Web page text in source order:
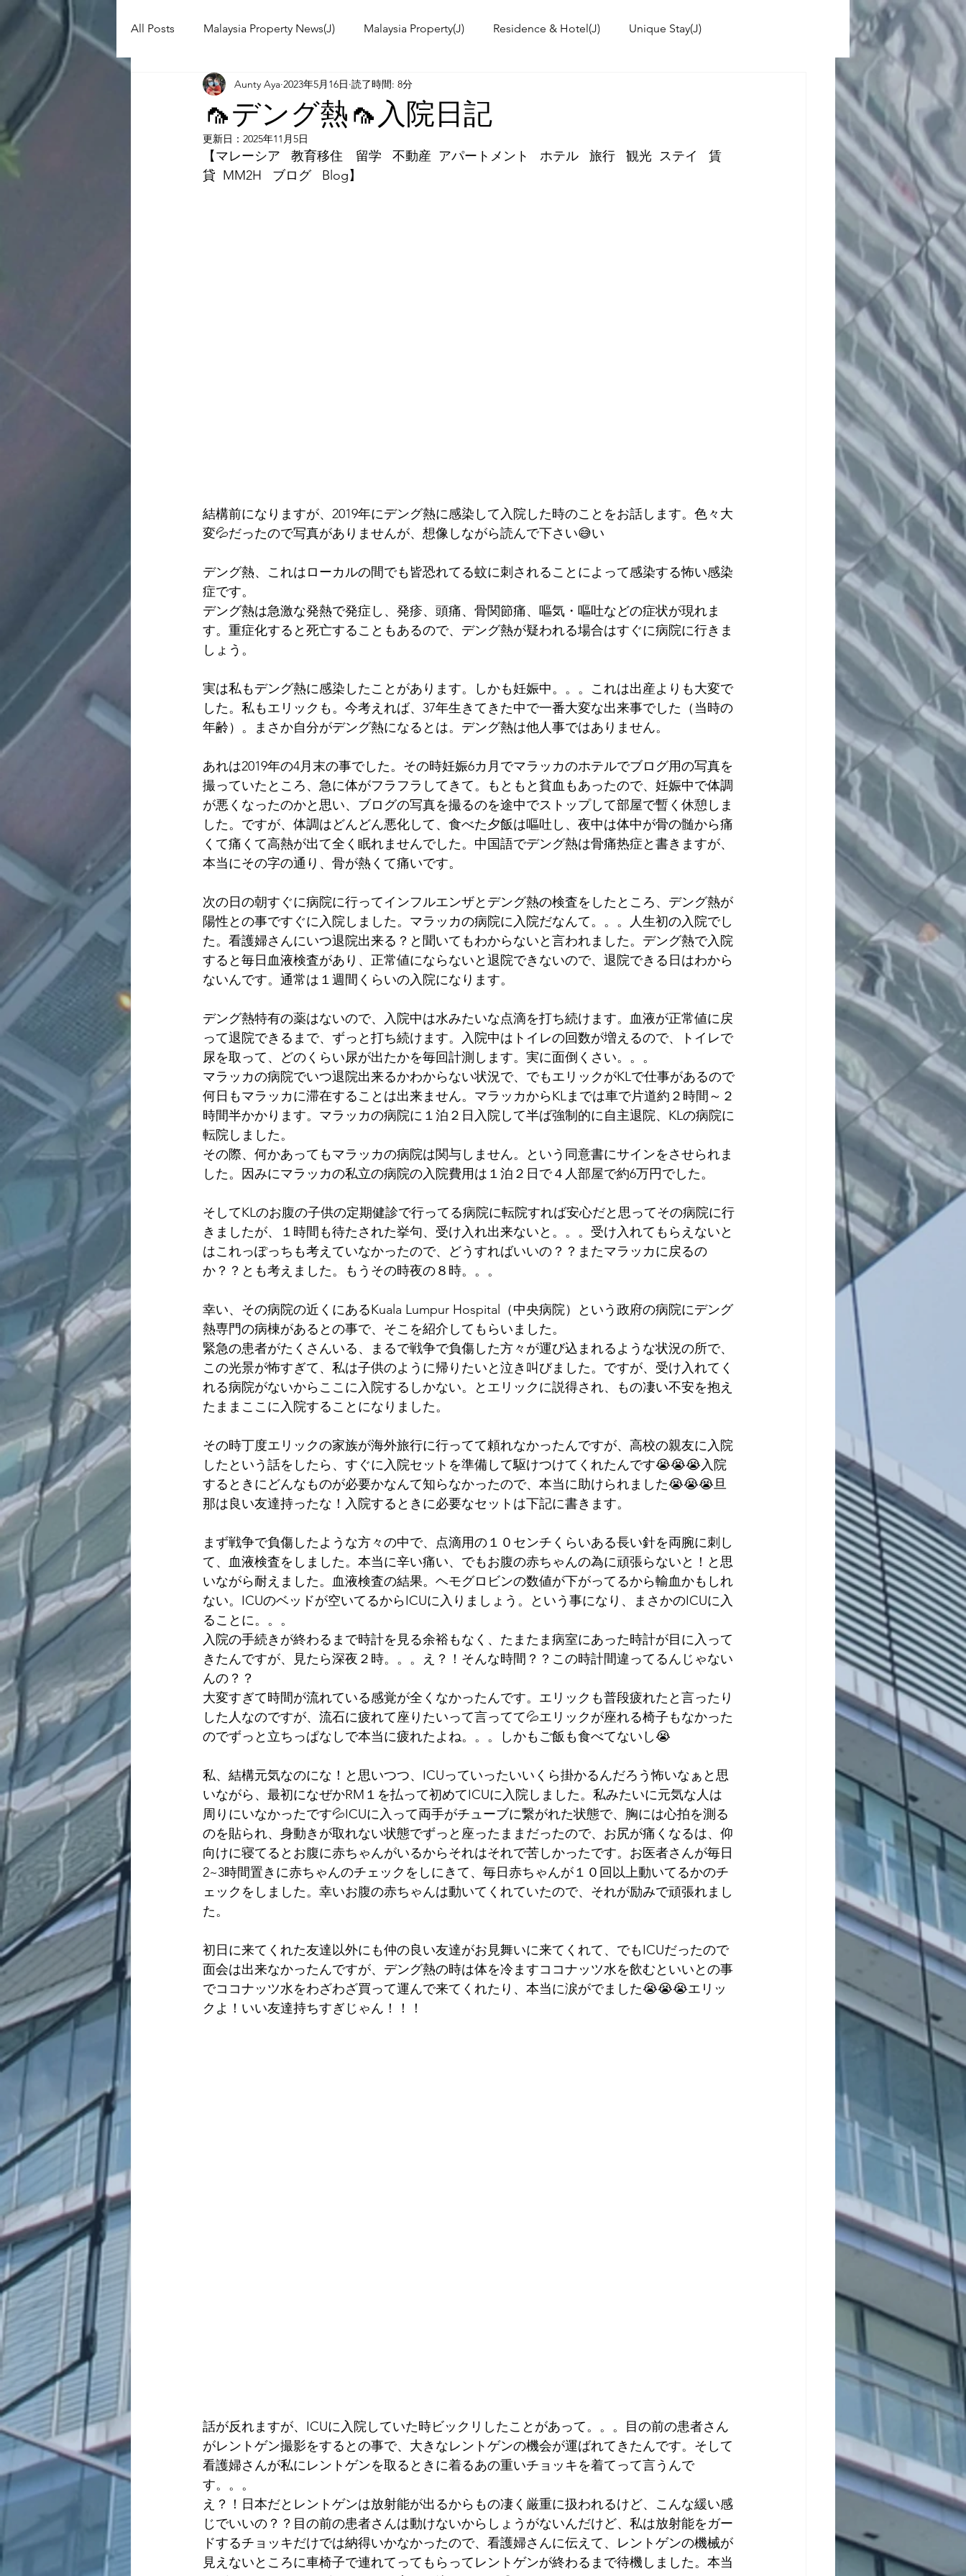
All Posts Malaysia Property News(J) Malaysia Property(J) Residence & Hotel(J) Unique Stay(J)
Aunty Aya Blog(J) Aunty Aya's kitchen(J)
Shop Informetion(J) Event Workshop(J)
🦟デング熱🦟入院日記
Aunty Aya 2023年5月16日 読了時間: 8分
更新日： 2025年11月5日
【マレーシア   教育移住　留学   不動産  アパートメント   ホテル   旅行   観光  ステイ   賃
貸  MM2H   ブログ   Blog】
結構前になりますが、2019年にデング熱に感染して入院した時のことをお話します。色々大
変💦だったので写真がありませんが、想像しながら読んで下さい😅い
デング熱、これはローカルの間でも皆恐れてる蚊に刺されることによって感染する怖い感染
症です。
デング熱は急激な発熱で発症し、発疹、頭痛、骨関節痛、嘔気・嘔吐などの症状が現れま
す。重症化すると死亡することもあるので、デング熱が疑われる場合はすぐに病院に行きま
しょう。
実は私もデング熱に感染したことがあります。しかも妊娠中。。。これは出産よりも大変で
した。私もエリックも。今考えれば、37年生きてきた中で一番大変な出来事でした（当時の
年齢）。まさか自分がデング熱になるとは。デング熱は他人事ではありません。
あれは2019年の4月末の事でした。その時妊娠6カ月でマラッカのホテルでブログ用の写真を
撮っていたところ、急に体がフラフラしてきて。もともと貧血もあったので、妊娠中で体調
が悪くなったのかと思い、ブログの写真を撮るのを途中でストップして部屋で暫く休憩しま
した。ですが、体調はどんどん悪化して、食べた夕飯は嘔吐し、夜中は体中が骨の髄から痛
くて痛くて高熱が出て全く眠れませんでした。中国語でデング熱は骨痛热症と書きますが、
本当にその字の通り、骨が熱くて痛いです。
次の日の朝すぐに病院に行ってインフルエンザとデング熱の検査をしたところ、デング熱が
陽性との事ですぐに入院しました。マラッカの病院に入院だなんて。。。人生初の入院でし
た。看護婦さんにいつ退院出来る？と聞いてもわからないと言われました。デング熱で入院
すると毎日血液検査があり、正常値にならないと退院できないので、退院できる日はわから
ないんです。通常は１週間くらいの入院になります。
デング熱特有の薬はないので、入院中は水みたいな点滴を打ち続けます。血液が正常値に戻
って退院できるまで、ずっと打ち続けます。入院中はトイレの回数が増えるので、トイレで
尿を取って、どのくらい尿が出たかを毎回計測します。実に面倒くさい。。。
マラッカの病院でいつ退院出来るかわからない状況で、でもエリックがKLで仕事があるので
何日もマラッカに滞在することは出来ません。マラッカからKLまでは車で片道約２時間～２
時間半かかります。マラッカの病院に１泊２日入院して半ば強制的に自主退院、KLの病院に
転院しました。
その際、何かあってもマラッカの病院は関与しません。という同意書にサインをさせられま
した。因みにマラッカの私立の病院の入院費用は１泊２日で４人部屋で約6万円でした。
そしてKLのお腹の子供の定期健診で行ってる病院に転院すれば安心だと思ってその病院に行
きましたが、１時間も待たされた挙句、受け入れ出来ないと。。。受け入れてもらえないと
はこれっぽっちも考えていなかったので、どうすればいいの？？またマラッカに戻るの
か？？とも考えました。もうその時夜の８時。。。
幸い、その病院の近くにあるKuala Lumpur Hospital（中央病院）という政府の病院にデング
熱専門の病棟があるとの事で、そこを紹介してもらいました。
緊急の患者がたくさんいる、まるで戦争で負傷した方々が運び込まれるような状況の所で、
この光景が怖すぎて、私は子供のように帰りたいと泣き叫びました。ですが、受け入れてく
れる病院がないからここに入院するしかない。とエリックに説得され、もの凄い不安を抱え
たままここに入院することになりました。
その時丁度エリックの家族が海外旅行に行ってて頼れなかったんですが、高校の親友に入院
したという話をしたら、すぐに入院セットを準備して駆けつけてくれたんです😭😭😭入院
するときにどんなものが必要かなんて知らなかったので、本当に助けられました😭😭😭旦
那は良い友達持ったな！入院するときに必要なセットは下記に書きます。
まず戦争で負傷したような方々の中で、点滴用の１０センチくらいある長い針を両腕に刺し
て、血液検査をしました。本当に辛い痛い、でもお腹の赤ちゃんの為に頑張らないと！と思
いながら耐えました。血液検査の結果。ヘモグロビンの数値が下がってるから輸血かもしれ
ない。ICUのベッドが空いてるからICUに入りましょう。という事になり、まさかのICUに入
ることに。。。
入院の手続きが終わるまで時計を見る余裕もなく、たまたま病室にあった時計が目に入って
きたんですが、見たら深夜２時。。。え？！そんな時間？？この時計間違ってるんじゃない
んの？？
大変すぎて時間が流れている感覚が全くなかったんです。エリックも普段疲れたと言ったり
した人なのですが、流石に疲れて座りたいって言ってて💦エリックが座れる椅子もなかった
のでずっと立ちっぱなしで本当に疲れたよね。。。しかもご飯も食べてないし😭
私、結構元気なのにな！と思いつつ、ICUっていったいいくら掛かるんだろう怖いなぁと思
いながら、最初になぜかRM１を払って初めてICUに入院しました。私みたいに元気な人は
周りにいなかったです💦ICUに入って両手がチューブに繋がれた状態で、胸には心拍を測る
のを貼られ、身動きが取れない状態でずっと座ったままだったので、お尻が痛くなるは、仰
向けに寝てるとお腹に赤ちゃんがいるからそれはそれで苦しかったです。お医者さんが毎日
2~3時間置きに赤ちゃんのチェックをしにきて、毎日赤ちゃんが１０回以上動いてるかのチ
ェックをしました。幸いお腹の赤ちゃんは動いてくれていたので、それが励みで頑張れまし
た。
初日に来てくれた友達以外にも仲の良い友達がお見舞いに来てくれて、でもICUだったので
面会は出来なかったんですが、デング熱の時は体を冷ますココナッツ水を飲むといいとの事
でココナッツ水をわざわざ買って運んで来てくれたり、本当に涙がでました😭😭😭エリッ
クよ！いい友達持ちすぎじゃん！！！
話が反れますが、ICUに入院していた時ビックリしたことがあって。。。目の前の患者さん
がレントゲン撮影をするとの事で、大きなレントゲンの機会が運ばれてきたんです。そして
看護婦さんが私にレントゲンを取るときに着るあの重いチョッキを着てって言うんで
す。。。
え？！日本だとレントゲンは放射能が出るからもの凄く厳重に扱われるけど、こんな緩い感
じでいいの？？目の前の患者さんは動けないからしょうがないんだけど、私は放射能をガー
ドするチョッキだけでは納得いかなかったので、看護婦さんに伝えて、レントゲンの機械が
見えないところに車椅子で連れてってもらってレントゲンが終わるまで待機しました。本当